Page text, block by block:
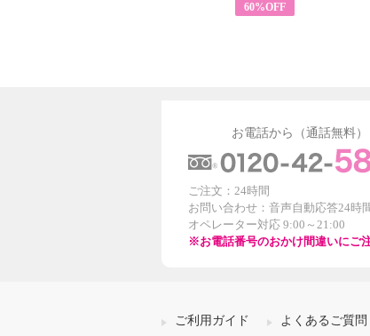
60%OFF
お電話から（通話無料）
ご注文：24時間
お問い合わせ：音声自動応答24時
オペレーター対応 9:00～21:00
※お電話番号のおかけ間違いにご
ご利用ガイド よくあるご質問